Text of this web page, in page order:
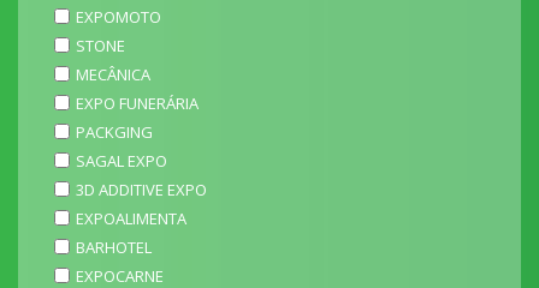
EXPOMOTO
STONE
MECÂNICA
EXPO FUNERÁRIA
PACKGING
SAGAL EXPO
3D ADDITIVE EXPO
EXPOALIMENTA
BARHOTEL
EXPOCARNE